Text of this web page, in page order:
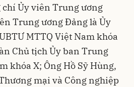
chí Ủy viên Trung ương
Trung ương Đảng là Ủy
MTTQ Việt Nam khóa
Chủ tịch Ủy ban Trung
khóa X; Ông Hồ Sỹ Hùng,
mại và Công nghiệp